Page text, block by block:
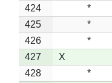
424
*
425
*
426
*
427
X
428
*